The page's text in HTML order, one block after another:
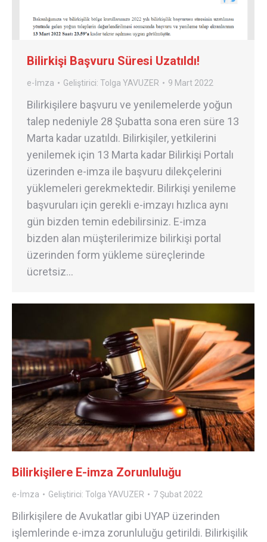
Bilirkişi Başvuru Süresi Uzatıldı!
e-İmza Geliştirici: Tolga YAVUZER 9 Mart 2022
Bilirkişilere başvuru ve yenilemelerde yoğun
talep nedeniyle 28 Şubatta sona eren süre 13
Marta kadar uzatıldı. Bilirkişiler, yetkilerini
yenilemek için 13 Marta kadar Bilirkişi Portalı
üzerinden e-imza ile başvuru dilekçelerini
yüklemeleri gerekmektedir. Bilirkişi yenileme
başvuruları için gerekli e-imzayı hızlıca aynı
gün bizden temin edebilirsiniz. E-imza
bizden alan müşterilerimize bilirkişi portal
üzerinden form yükleme süreçlerinde
ücretsiz…
Bilirkişilere E-imza Zorunluluğu
e-İmza Geliştirici: Tolga YAVUZER 7 Şubat 2022
Bilirkişilere de Avukatlar gibi UYAP üzerinden
işlemlerinde e-imza zorunluluğu getirildi. Bilirkişilik